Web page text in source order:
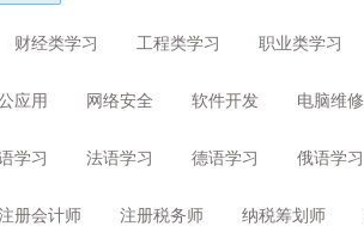
财经类学习 工程类学习 职业类学习
应用 网络安全 软件开发 电脑维修
学习 法语学习 德语学习 俄语学习
册会计师 注册税务师 纳税筹划师